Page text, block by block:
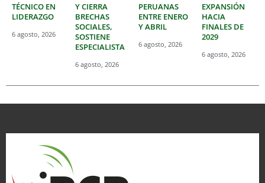
TÉCNICO EN
LIDERAZGO
6 agosto, 2026
Y CIERRA
BRECHAS
SOCIALES,
SOSTIENE
ESPECIALISTA
6 agosto, 2026
PERUANAS
ENTRE ENERO
Y ABRIL
6 agosto, 2026
EXPANSIÓN
HACIA
FINALES DE
2029
6 agosto, 2026